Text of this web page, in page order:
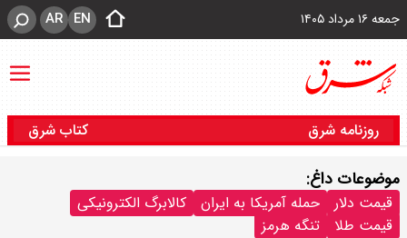
جمعه ۱۶ مرداد ۱۴۰۵ EN
AR
روزنامه شرق کتاب شرق
موضوعات داغ:
قیمت دلار حمله آمریکا به ایران
کالابرگ الکترونیکی
قیمت طلا
تنگه هرمز